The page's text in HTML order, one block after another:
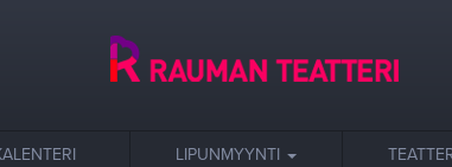
LIPUNMYYNTI